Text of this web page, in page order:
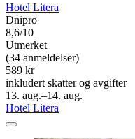
Hotel Litera
Dnipro
8,6/10
Utmerket
(34 anmeldelser)
589 kr
inkludert skatter og avgifter
13. aug.–14. aug.
Hotel Litera